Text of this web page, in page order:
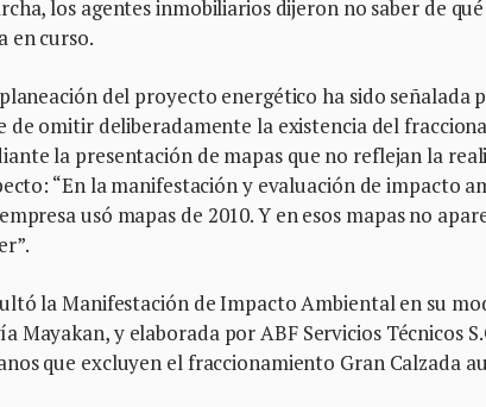
los agentes inmobiliarios dijeron no saber de
en curso.
del proyecto energético ha sido señalada
de omitir deliberadamente la existencia del
la presentación de mapas que no reflejan la
“En la manifestación y evaluación de impacto
usó mapas de 2010. Y en esos mapas no
la Manifestación de Impacto Ambiental en su
Mayakan, y elaborada por ABF Servicios Técnicos
que excluyen el fraccionamiento Gran Calzada